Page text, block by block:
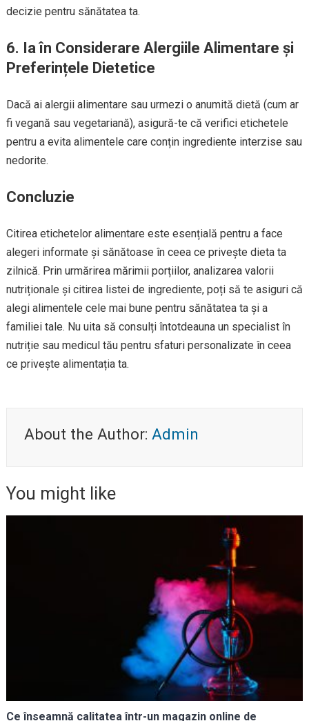
decizie pentru sănătatea ta.
6. Ia în Considerare Alergiile Alimentare și
Preferințele Dietetice
Dacă ai alergii alimentare sau urmezi o anumită dietă (cum ar
fi vegană sau vegetariană), asigură-te că verifici etichetele
pentru a evita alimentele care conțin ingrediente interzise sau
nedorite.
Concluzie
Citirea etichetelor alimentare este esențială pentru a face
alegeri informate și sănătoase în ceea ce privește dieta ta
zilnică. Prin urmărirea mărimii porțiilor, analizarea valorii
nutriționale și citirea listei de ingrediente, poți să te asiguri că
alegi alimentele cele mai bune pentru sănătatea ta și a
familiei tale. Nu uita să consulți întotdeauna un specialist în
nutriție sau medicul tău pentru sfaturi personalizate în ceea
ce privește alimentația ta.
About the Author: Admin
You might like
Ce înseamnă calitatea într-un magazin online de